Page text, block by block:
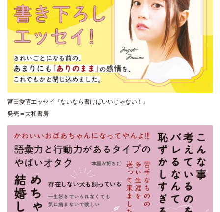
宮田愛萌エッセイ『ないなら書けばいいじゃない！』
発売＝大和書房